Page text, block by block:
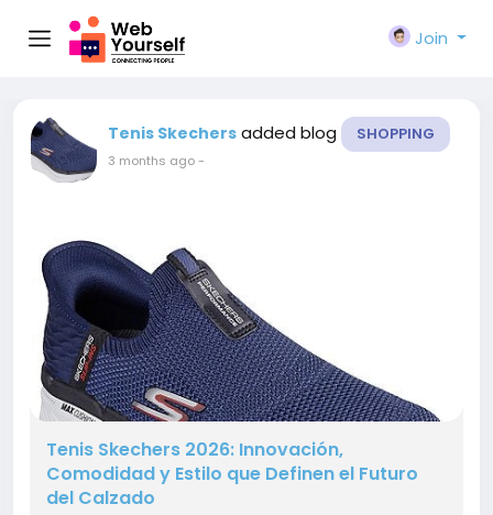
Join
Tenis Skechers added blog SHOPPING
3 months ago-
Tenis Skechers 2026: Innovación,
Comodidad y Estilo que Definen el Futuro
del Calzado